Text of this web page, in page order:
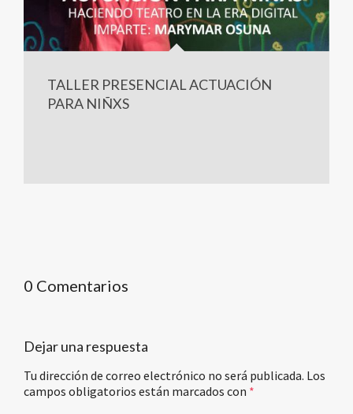
TALLER PRESENCIAL ACTUACIÓN
PARA NIÑXS
0 Comentarios
Dejar una respuesta
Tu dirección de correo electrónico no será publicada. Los
campos obligatorios están marcados con *